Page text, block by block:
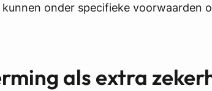
onder specifieke
als extra